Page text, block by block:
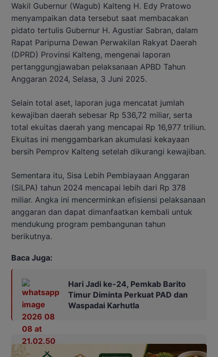
Wakil Gubernur (Wagub) Kalteng H. Edy Pratowo
menyampaikan data tersebut saat membacakan
pidato tertulis Gubernur H. Agustiar Sabran, dalam
Rapat Paripurna Dewan Perwakilan Rakyat Daerah
(DPRD) Provinsi Kalteng, mengenai laporan
pertanggungjawaban pelaksanaan APBD Tahun
Anggaran 2024, Selasa, 3 Juni 2025.
Selain total aset, laporan juga mencatat jumlah
kewajiban daerah sebesar Rp 536,72 miliar, serta
total ekuitas daerah yang mencapai Rp 16,977 triliun.
Ekuitas ini menggambarkan akumulasi kekayaan
bersih Pemprov Kalteng setelah dikurangi kewajiban.
Sementara itu, Sisa Lebih Pembiayaan Anggaran
(SiLPA) tahun 2024 mencapai lebih dari Rp 378
miliar. Angka ini mencerminkan efisiensi pelaksanaan
anggaran dan dapat dimanfaatkan kembali untuk
mendukung program pembangunan tahun
berikutnya.
Baca Juga:
Hari Jadi ke-24, Pemkab Barito
Timur Diminta Perkuat PAD dan
Waspadai Karhutla